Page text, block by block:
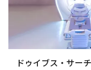
ドゥイブス・サーチ